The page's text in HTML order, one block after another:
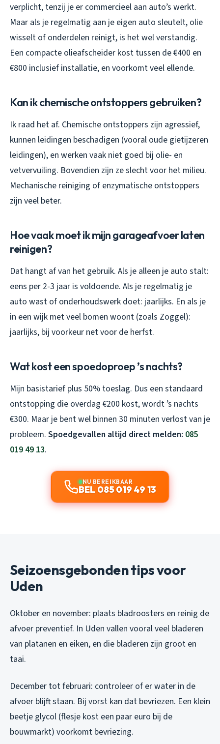
verplicht, tenzij je er commercieel aan auto’s werkt.
Maar als je regelmatig aan je eigen auto sleutelt, olie
wisselt of onderdelen reinigt, is het wel verstandig.
Een compacte olieafscheider kost tussen de €400 en
€800 inclusief installatie, en voorkomt veel ellende.
Kan ik chemische ontstoppers gebruiken?
Ik raad het af. Chemische ontstoppers zijn agressief,
kunnen leidingen beschadigen (vooral oude gietijzeren
leidingen), en werken vaak niet goed bij olie- en
vetvervuiling. Bovendien zijn ze slecht voor het milieu.
Mechanische reiniging of enzymatische ontstoppers
zijn veel beter.
Hoe vaak moet ik mijn garageafvoer laten
reinigen?
Dat hangt af van het gebruik. Als je alleen je auto stalt:
eens per 2-3 jaar is voldoende. Als je regelmatig je
auto wast of onderhoudswerk doet: jaarlijks. En als je
in een wijk met veel bomen woont (zoals Zoggel):
jaarlijks, bij voorkeur net voor de herfst.
Wat kost een spoedoproep ’s nachts?
Mijn basistarief plus 50% toeslag. Dus een standaard
ontstopping die overdag €200 kost, wordt ’s nachts
€300. Maar je bent wel binnen 30 minuten verlost van je
probleem. Spoedgevallen altijd direct melden: 085
019 49 13.
NU BEREIKBAAR
BEL 085 019 49 13
Seizoensgebonden tips voor
Uden
Oktober en november: plaats bladroosters en reinig de
afvoer preventief. In Uden vallen vooral veel bladeren
van platanen en eiken, en die bladeren zijn groot en
taai.
December tot februari: controleer of er water in de
afvoer blijft staan. Bij vorst kan dat bevriezen. Een klein
beetje glycol (flesje kost een paar euro bij de
bouwmarkt) voorkomt bevriezing.